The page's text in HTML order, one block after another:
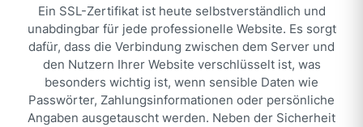
Landingpages
Zielorientierte Landingpage erstellen
Mehr Leads und Conversions
Onlineshops
WordPress Plugins
AIO Rechtliches nach DSGVO
AIO Barrierefreiheit nach BSFG
AIO Landingpages (OnePager)
WordPress Lösungen
Empfohlenes E-Mail-Signatur System
Erstellung HTML E-Mail-Signatur
Newsletter
Empfohlenes Newsletter System Erstellung HTML Newsletter
Eine bestehende Domain übertragen
Webhosting
Abgestimmtes WordPress Hosting
Gute Gründe für unser Hosting
Termin buchen
+49 89 20194484
Mo – Fr: 09:00 – 18:00 Uhr
Ein SSL-Zertifikat ist heute selbstverständlich und
unabdingbar für jede professionelle Website. Es sorgt
dafür, dass die Verbindung zwischen dem Server und
den Nutzern Ihrer Website verschlüsselt ist, was
besonders wichtig ist, wenn sensible Daten wie
Passwörter, Zahlungsinformationen oder persönliche
Angaben ausgetauscht werden. Neben der Sicherheit